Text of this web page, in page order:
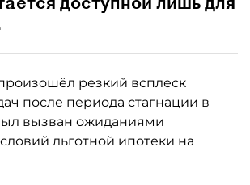
резкий всплеск
после периода стагнации в
вызван ожиданиями
льготной ипотеки на